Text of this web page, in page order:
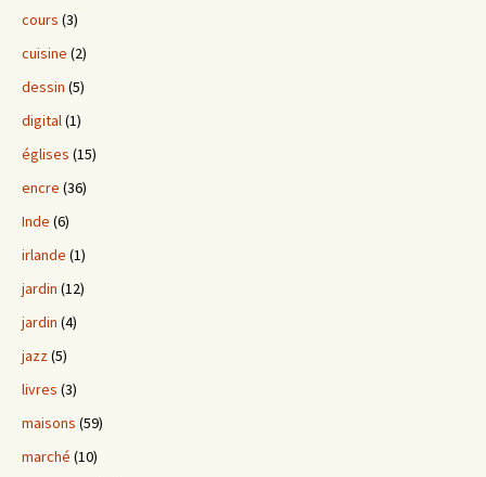
cours (3)
cuisine (2)
dessin (5)
digital(1)
églises (15)
encre (36)
Inde (6)
irlande (1)
jardin (12)
jardin (4)
jazz(5)
livres (3)
maisons (59)
marché (10)